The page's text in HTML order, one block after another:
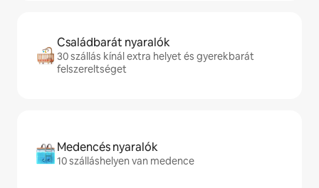
Családbarát nyaralók
30 szállás kínál extra helyet és gyerekbarát
felszereltséget
Medencés nyaralók
10 szálláshelyen van medence